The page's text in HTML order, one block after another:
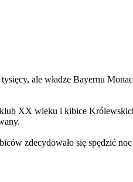
ale władze Bayernu
klub XX wieku i kibice
zdecydowało się spędzić